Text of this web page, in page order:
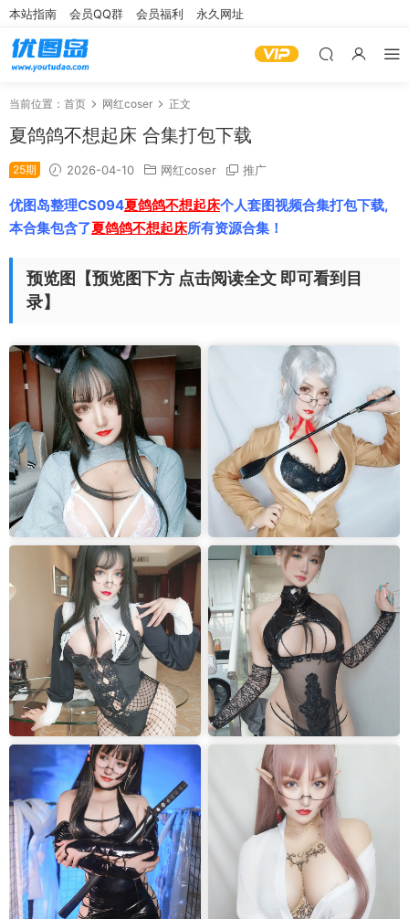
本站指南 会员QQ群 会员福利 永久网址
当前位置： 首页 网红coser 正文
夏鸽鸽不想起床 合集打包下载
25期 2026-04-10 网红coser 推广
优图岛整理CS094夏鸽鸽不想起床个人套图视频合集打包下载,
本合集包含了夏鸽鸽不想起床所有资源合集！
预览图【预览图下方 点击阅读全文 即可看到目
录】